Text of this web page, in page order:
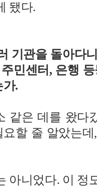
됐다.
기관을 돌아다
민센터, 은행
가.
같은 데를 왔다
할 줄 알았는
아니었다. 이 정